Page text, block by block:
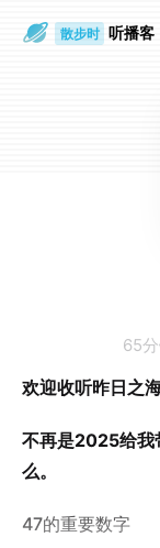
散步时 听播客
65
欢迎收听昨日之
不再是2025给我
么。
47的重要数字